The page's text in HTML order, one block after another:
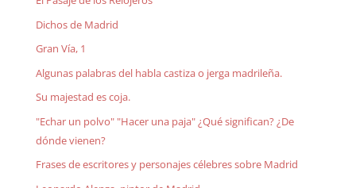
Dichos de Madrid
Gran Vía, 1
Algunas palabras del habla castiza o jerga madrileña.
Su majestad es coja.
"Echar un polvo" "Hacer una paja" ¿Qué significan? ¿De
dónde vienen?
Frases de escritores y personajes célebres sobre Madrid